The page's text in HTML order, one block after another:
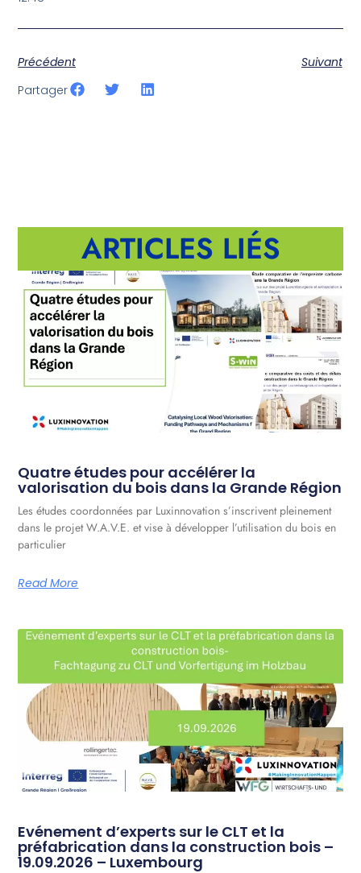
Précédent
Suivant
Partager
ARTICLES LIÉS
Quatre études pour accélérer la
valorisation du bois dans la Grande Région
Les études coordonnées par Luxinnovation s’inscrivent pleinement
dans le projet W.A.V.E. et vise à développer l’utilisation du bois en
particulier
Read More
Evénement d’experts sur le CLT et la
préfabrication dans la construction bois –
19.09.2026 – Luxembourg